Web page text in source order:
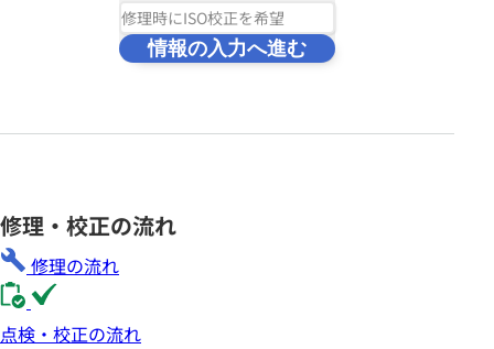
修理時にISO校正を希望
情報の入力へ進む
修理・校正の流れ
修理の流れ
点検・校正の流れ